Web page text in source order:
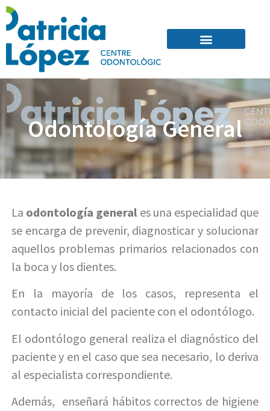
Odontología General
La odontología general es una especialidad que
se encarga de prevenir, diagnosticar y solucionar
aquellos problemas primarios relacionados con
la boca y los dientes.
En la mayoría de los casos, representa el
contacto inicial del paciente con el odontólogo.
El odontólogo general realiza el diagnóstico del
paciente y en el caso que sea necesario, lo deriva
al especialista correspondiente.
Además, enseñará hábitos correctos de higiene